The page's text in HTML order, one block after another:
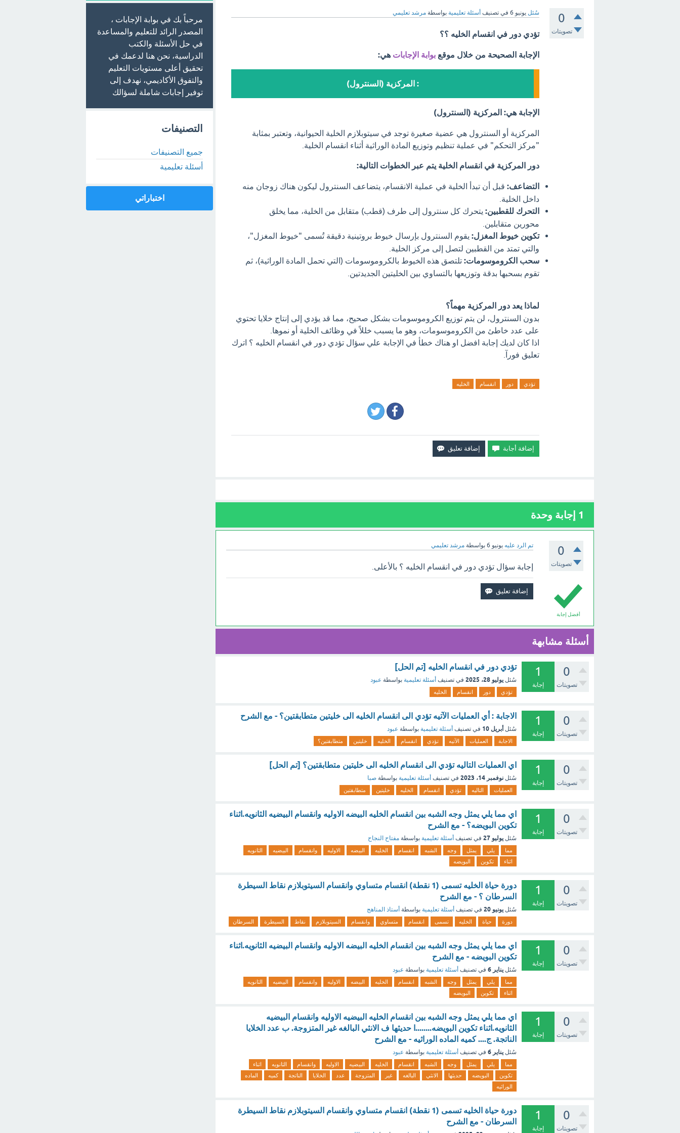
0
تصويتات
سُئل يونيو 6 في تصنيف أسئلة تعليمية بواسطة مرشد تعليمي
تؤدي دور في انقسام الخليه ؟؟
الإجابة الصحيحة من خلال موقع بوابة الإجابات هي:
: المركزية (السنترول)
الإجابة هي: المركزية (السنترول)
المركزية أو السنترول هي عضية صغيرة توجد في سيتوبلازم الخلية الحيوانية، وتعتبر بمثابة
"مركز التحكم" في عملية تنظيم وتوزيع المادة الوراثية أثناء انقسام الخلية.
دور المركزية في انقسام الخلية يتم عبر الخطوات التالية:
التضاعف: قبل أن تبدأ الخلية في عملية الانقسام، يتضاعف السنترول ليكون هناك زوجان منه
داخل الخلية.
التحرك للقطبين: يتحرك كل سنترول إلى طرف (قطب) متقابل من الخلية، مما يخلق
محورين متقابلين.
تكوين خيوط المغزل: يقوم السنترول بإرسال خيوط بروتينية دقيقة تُسمى "خيوط المغزل"،
والتي تمتد من القطبين لتصل إلى مركز الخلية.
سحب الكروموسومات: تلتصق هذه الخيوط بالكروموسومات (التي تحمل المادة الوراثية)، ثم
تقوم بسحبها بدقة وتوزيعها بالتساوي بين الخليتين الجديدتين.
لماذا يعد دور المركزية مهماً؟
بدون السنترول، لن يتم توزيع الكروموسومات بشكل صحيح، مما قد يؤدي إلى إنتاج خلايا تحتوي
على عدد خاطئ من الكروموسومات، وهو ما يسبب خللاً في وظائف الخلية أو نموها.
اذا كان لديك إجابة افضل او هناك خطأ في الإجابة علي سؤال تؤدي دور في انقسام الخليه ؟ اترك
تعليق فورآ.
تؤدي دور انقسام الخليه
1 إجابة وحدة
0
تصويتات
تم الرد عليه يونيو 6 بواسطة مرشد تعليمي
أفضل إجابة
إجابة سؤال تؤدي دور في انقسام الخليه ؟ بالأعلى.
أسئلة مشابهة
0
تصويتات
1
إجابة
تؤدي دور في انقسام الخليه [تم الحل]
سُئل يوليو 28، 2025 في تصنيف أسئلة تعليمية بواسطة عبود
تؤدي دور انقسام الخليه
0
تصويتات
1
إجابة
الاجابة : أي العمليات الآتيه تؤدي الى انقسام الخليه الى خليتين متطابقتين؟ - مع الشرح
سُئل أبريل 10 في تصنيف أسئلة تعليمية بواسطة عبود
الاجابة العمليات الآتيه تؤدي انقسام الخليه خليتين متطابقتين؟
0
تصويتات
1
إجابة
اي العمليات التاليه تؤدي الى انقسام الخليه الى خليتين متطابقتين؟ [تم الحل]
سُئل نوفمبر 14، 2023 في تصنيف أسئلة تعليمية بواسطة صبا
العمليات التاليه تؤدي انقسام الخليه خليتين متطابقتين
0
تصويتات
1
إجابة
اي مما يلي يمثل وجه الشبه بين انقسام الخليه البيضه الاوليه وانقسام البيضيه الثانويه.اثناء
تكوين البويضه؟ - مع الشرح
سُئل يوليو 27 في تصنيف أسئلة تعليمية بواسطة مفتاح النجاح
مما يلي يمثل وجه الشبه انقسام الخليه البيضه الاوليه وانقسام البيضيه
الثانويه
اثناء
تكوين البويضه
0
تصويتات
1
إجابة
دورة حياة الخليه تسمى (1 نقطة) انقسام متساوي وانقسام السيتوبلازم نقاط السيطرة
السرطان ؟ - مع الشرح
سُئل يونيو 20 في تصنيف أسئلة تعليمية بواسطة أستاذ المناهج
دورة حياة الخليه تسمى انقسام متساوي وانقسام السيتوبلازم نقاط السيطرة السرطان
0
تصويتات
1
إجابة
اي مما يلي يمثل وجه الشبه بين انقسام الخليه البيضه الاوليه وانقسام البيضيه الثانويه.اثناء
تكوين البويضه - مع الشرح
سُئل يناير 6 في تصنيف أسئلة تعليمية بواسطة عبود
مما يلي يمثل وجه الشبه انقسام الخليه البيضه الاوليه وانقسام البيضيه
الثانويه
اثناء
تكوين البويضه
0
تصويتات
1
إجابة
اي مما يلي يمثل وجه الشبه بين انقسام الخليه البيضيه الاوليه وانقسام البيضيه
الثانويه.اثناء تكوين البويضه........ا حديثها ف الانثي البالغه غير المتزوجة. ب عدد الخلايا
الناتجة. ج.... كميه الماده الوراثيه - مع الشرح
سُئل يناير 6 في تصنيف أسئلة تعليمية بواسطة عبود
مما يلي يمثل وجه الشبه انقسام الخليه البيضيه الاوليه وانقسام الثانويه
اثناء
تكوين
البويضه حديثها الانثي البالغه غير المتزوجة عدد الخلايا الناتجة كميه
الماده
الوراثيه
0
تصويتات
1
إجابة
دورة حياة الخليه تسمى (1 نقطة) انقسام متساوي وانقسام السيتوبلازم نقاط السيطرة
السرطان - مع الشرح
مرحباً بك في بوابة الإجابات ،
المصدر الرائد للتعليم والمساعدة
في حل الأسئلة والكتب
الدراسية، نحن هنا لدعمك في
تحقيق أعلى مستويات التعليم
والتفوق الأكاديمي، نهدف إلى
توفير إجابات شاملة لسؤالك
التصنيفات
جميع التصنيفات
أسئلة تعليمية
اختباراتي